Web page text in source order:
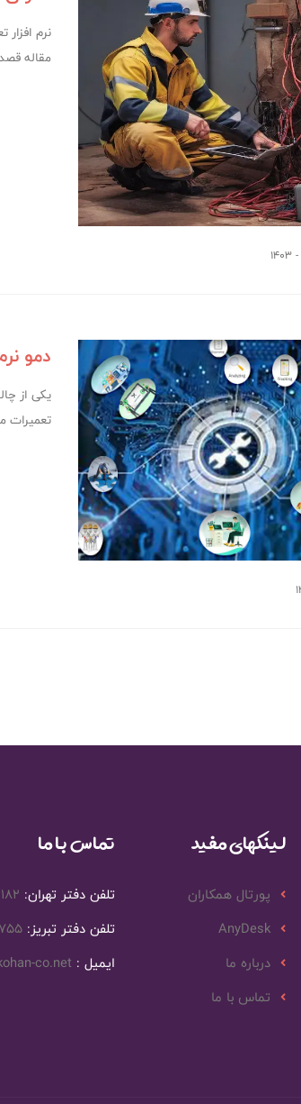
مقاله
دمو
یکی از
لینکهای مفید
پورتال همکاران
AnyDesk
درباره ما
تماس با ما
تماس با ما
تلفن دفتر تهران:
تلفن دفتر تبریز:
ایمیل : co.net